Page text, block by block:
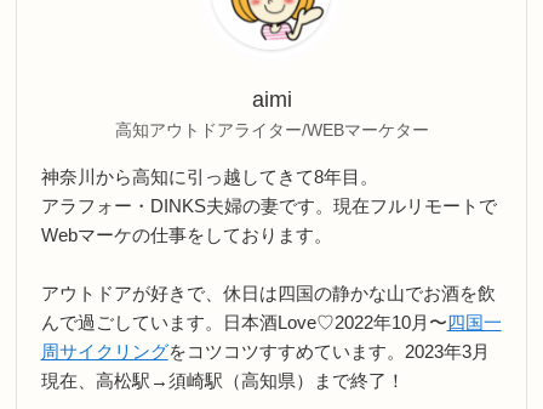
aimi
高知アウトドアライター/WEBマーケター
神奈川から高知に引っ越してきて8年目。
アラフォー・DINKS夫婦の妻です。現在フルリモートで
Webマーケの仕事をしております。
アウトドアが好きで、休日は四国の静かな山でお酒を飲
んで過ごしています。日本酒Love♡2022年10月〜四国一
周サイクリングをコツコツすすめています。2023年3月
現在、高松駅→須崎駅（高知県）まで終了！